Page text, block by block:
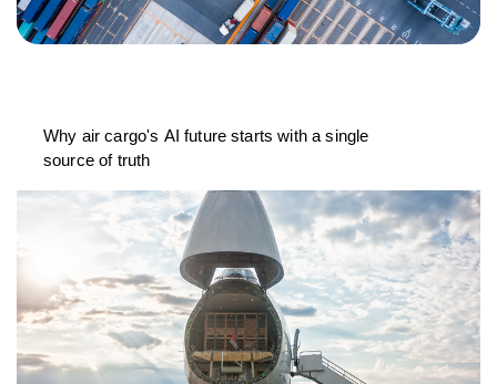
Why air cargo's AI future starts with a single
source of truth